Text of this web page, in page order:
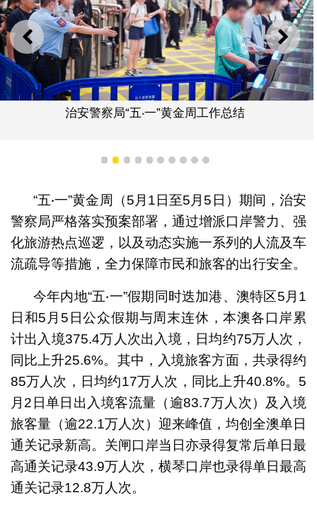
上一则 下一
治安警察局“五‧一”黄金周工作总结
1 2 3 4 5 6 7 8 9 10
“五‧一”黄金周（5月1日至5月5日）期间，治安
警察局严格落实预案部署，通过增派口岸警力、强
化旅游热点巡逻，以及动态实施一系列的人流及车
流疏导等措施，全力保障市民和旅客的出行安全。
今年内地“五‧一”假期同时迭加港、澳特区5月1
日和5月5日公众假期与周末连休，本澳各口岸累
计出入境375.4万人次出入境，日均约75万人次，
同比上升25.6%。其中，入境旅客方面，共录得约
85万人次，日均约17万人次，同比上升40.8%。5
月2日单日出入境客流量（逾83.7万人次）及入境
旅客量（逾22.1万人次）迎来峰值，均创全澳单日
通关记录新高。关闸口岸当日亦录得复常后单日最
高通关记录43.9万人次，横琴口岸也录得单日最高
通关记录12.8万人次。